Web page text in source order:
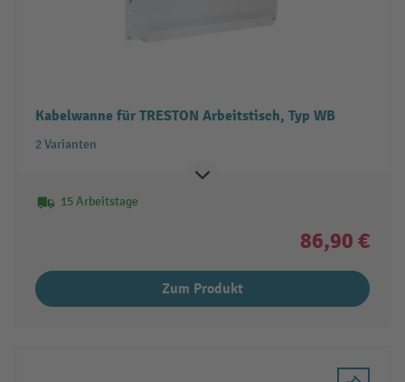
Kabelwanne für TRESTON Arbeitstisch, Typ WB
2 Varianten
15 Arbeitstage
86,90 €
Zum Produkt